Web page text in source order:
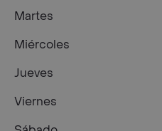
Martes
Miércoles
Jueves
Viernes